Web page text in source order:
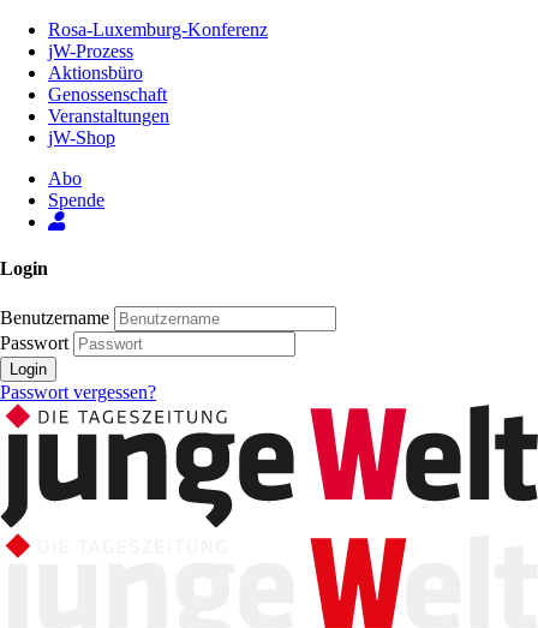
Inhalt
Seite
Rosa-Luxemburg-Konferenz
jW-Prozess
Aktionsbüro
Genossenschaft
Veranstaltungen
jW-Shop
Abo
Spende
Login
Benutzername
Passwort
Login
Passwort vergessen?